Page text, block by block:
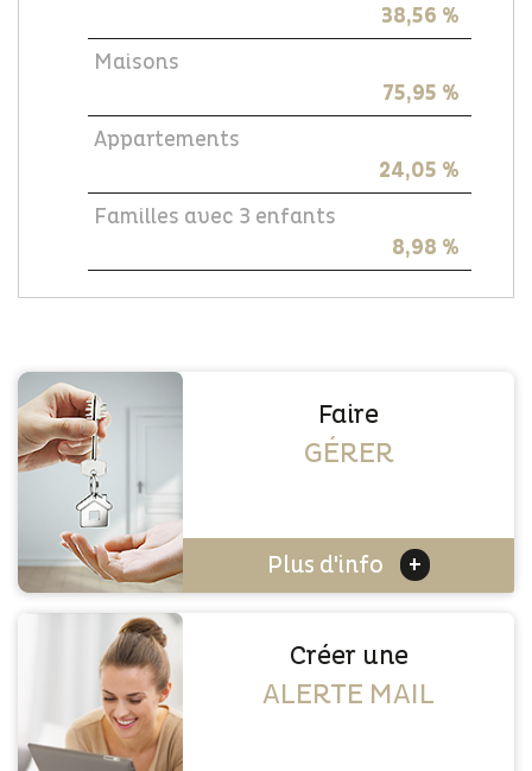
38,56 %
Maisons
75,95 %
Appartements
24,05 %
Familles avec 3 enfants
8,98 %
Faire
GÉRER
Plus d'info +
Créer une
ALERTE MAIL